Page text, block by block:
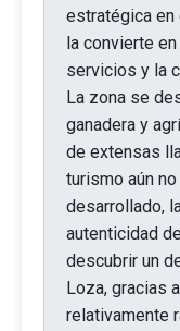
estratégica
la convierte
servicios y la
La zona se
ganadera y
de extensas
turismo aún
desarrollado,
autenticidad
descubrir un
Loza, gracias
relativamente